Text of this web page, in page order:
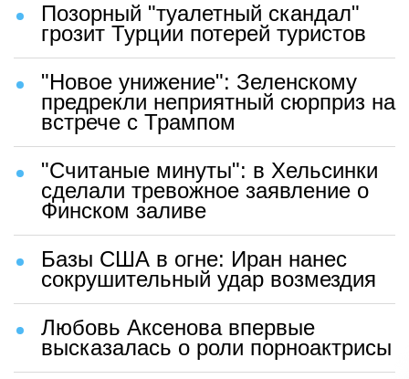
Позорный "туалетный скандал"
грозит Турции потерей туристов
"Новое унижение": Зеленскому
предрекли неприятный сюрприз на
встрече с Трампом
"Считаные минуты": в Хельсинки
сделали тревожное заявление о
Финском заливе
Базы США в огне: Иран нанес
сокрушительный удар возмездия
Любовь Аксенова впервые
высказалась о роли порноактрисы